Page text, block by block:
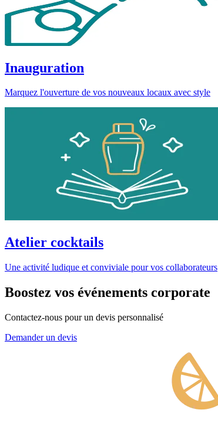
Inauguration
Marquez l'ouverture de vos nouveaux locaux avec style
Atelier cocktails
Une activité ludique et conviviale pour vos collaborateurs
Boostez vos événements corporate
Contactez-nous pour un devis personnalisé
Demander un devis